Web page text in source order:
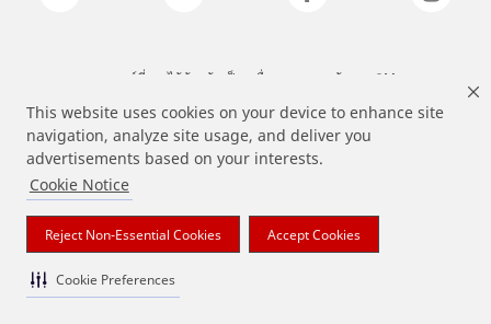
This website uses cookies on your device to enhance site
navigation, analyze site usage, and deliver you
advertisements based on your interests.
Cookie Notice
Reject Non-Essential Cookies Accept Cookies
Cookie Preferences
แบรนด์ที่ระบุไว้ข้างต้นเป็นเครื่องหมายการค้าของ 3M